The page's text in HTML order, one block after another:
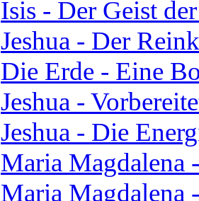
Isis - Der Geist
Jeshua - Der
Die Erde - Eine
Jeshua -
Jeshua - Die
Maria Magdalena
Maria Magdalena